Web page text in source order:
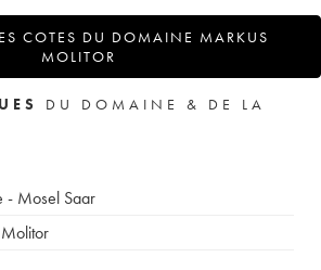
COTES DU DOMAINE MARKUS
MOLITOR
DU DOMAINE & DE LA
- Mosel Saar